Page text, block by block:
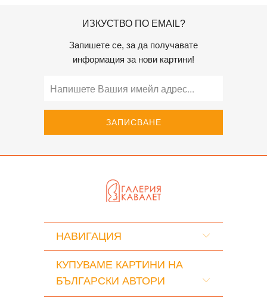
ИЗКУСТВО ПО EMAIL?
Запишете се, за да получавате
информация за нови картини!
НАВИГАЦИЯ
КУПУВАМЕ КАРТИНИ НА
БЪЛГАРСКИ АВТОРИ